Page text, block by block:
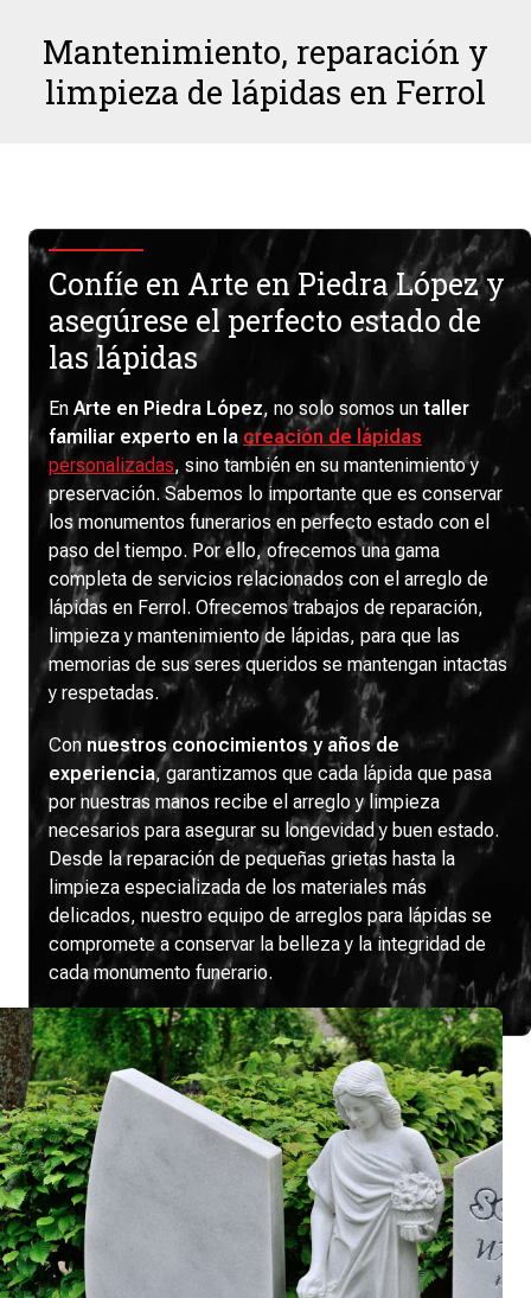
Mantenimiento, reparación y
limpieza de lápidas en Ferrol
Confíe en Arte en Piedra López y
asegúrese el perfecto estado de
las lápidas
En Arte en Piedra López, no solo somos un taller
familiar experto en la creación de lápidas
personalizadas, sino también en su mantenimiento y
preservación. Sabemos lo importante que es conservar
los monumentos funerarios en perfecto estado con el
paso del tiempo. Por ello, ofrecemos una gama
completa de servicios relacionados con el arreglo de
lápidas en Ferrol. Ofrecemos trabajos de reparación,
limpieza y mantenimiento de lápidas, para que las
memorias de sus seres queridos se mantengan intactas
y respetadas.
Con nuestros conocimientos y años de
experiencia, garantizamos que cada lápida que pasa
por nuestras manos recibe el arreglo y limpieza
necesarios para asegurar su longevidad y buen estado.
Desde la reparación de pequeñas grietas hasta la
limpieza especializada de los materiales más
delicados, nuestro equipo de arreglos para lápidas se
compromete a conservar la belleza y la integridad de
cada monumento funerario.